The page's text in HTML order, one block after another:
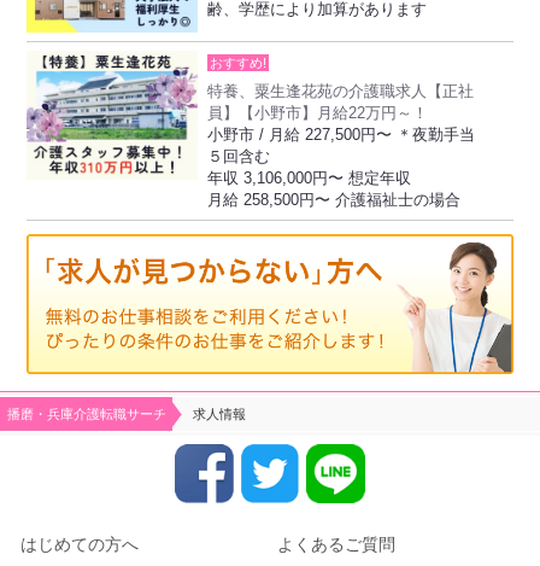
齢、学歴により加算があります
おすすめ!
特養、粟生逢花苑の介護職求人【正社
員】【小野市】月給22万円～！
小野市 / 月給 227,500円〜 ＊夜勤手当
５回含む
年収 3,106,000円〜 想定年収
月給 258,500円〜 介護福祉士の場合
播磨・兵庫介護転職サーチ 求人情報
はじめての方へ よくあるご質問